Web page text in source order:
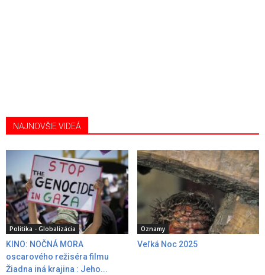
NAJNOVŠIE VIDEÁ
Politika - Globalizácia
KINO: NOČNÁ MORA
oscarového režiséra filmu
Žiadna iná krajina : Jeho...
Oznamy
Veľká Noc 2025